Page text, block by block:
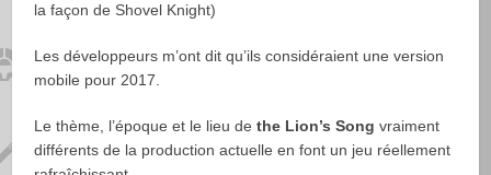
la façon de Shovel Knight)
Les développeurs m’ont dit qu’ils considéraient une version
mobile pour 2017.
Le thème, l’époque et le lieu dethe Lion’s Song vraiment
différents de la production actuelle en font un jeu réellement